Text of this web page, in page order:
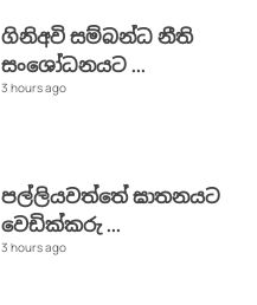
ගිනිඅවි සම්බන්ධ නීති
සංශෝධනයට ...
3 hours ago
පල්ලියවත්තේ ඝාතනයට
වෙඩික්කරු...
3 hours ago